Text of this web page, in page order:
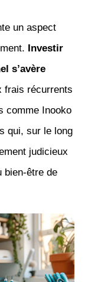
un aspect
Investir
s’avère
frais récurrents
comme Inooko
qui, sur le long
judicieux
bien-être de